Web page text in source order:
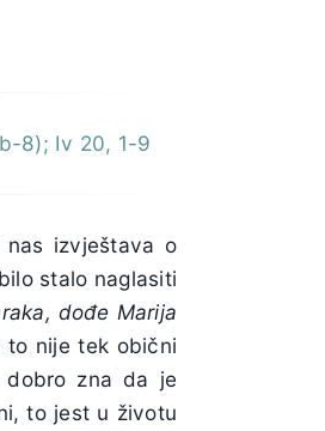
8); Iv 20, 1-9
izvještava o
stalo naglasiti
dođe Marija
to nije tek obični
dobro zna da je
to jest u životu